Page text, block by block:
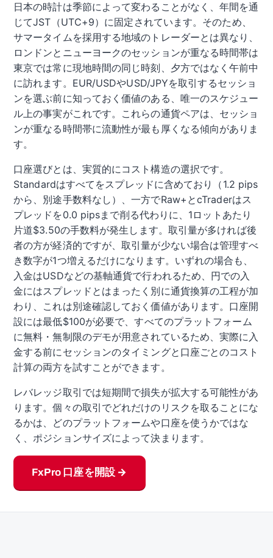
日本の時計は季節によって変わることがなく、年間を通
じてJST（UTC+9）に固定されています。そのため、
サマータイムを採用する地域のトレーダーとは異なり、
ロンドンとニューヨークのセッションが重なる時間帯は
東京では常に現地時間の同じ時刻、夕方ではなく午前中
に訪れます。EUR/USDやUSD/JPYを取引するセッショ
ンを選ぶ前に知っておく価値のある、唯一のスケジュー
ル上の事実がこれです。これらの通貨ペアは、セッショ
ンが重なる時間帯に流動性が最も厚くなる傾向がありま
す。
口座選びとは、実質的にコスト構造の選択です。
Standardはすべてをスプレッドに含めており（1.2 pips
から、別途手数料なし）、一方でRaw+とcTraderはス
プレッドを0.0 pipsまで削る代わりに、1ロットあたり
片道$3.50の手数料が発生します。取引量が多ければ後
者の方が経済的ですが、取引量が少ない場合は管理すべ
き数字が1つ増えるだけになります。いずれの場合も、
入金はUSDなどの基軸通貨で行われるため、円での入
金にはスプレッドとはまったく別に通貨換算の工程が加
わり、これは別途確認しておく価値があります。口座開
設には最低$100が必要で、すべてのプラットフォーム
に無料・無制限のデモが用意されているため、実際に入
金する前にセッションのタイミングと口座ごとのコスト
計算の両方を試すことができます。
レバレッジ取引では短期間で損失が拡大する可能性があ
ります。個々の取引でどれだけのリスクを取ることにな
るかは、どのプラットフォームや口座を使うかではな
く、ポジションサイズによって決まります。
FxPro 口座を開設 →